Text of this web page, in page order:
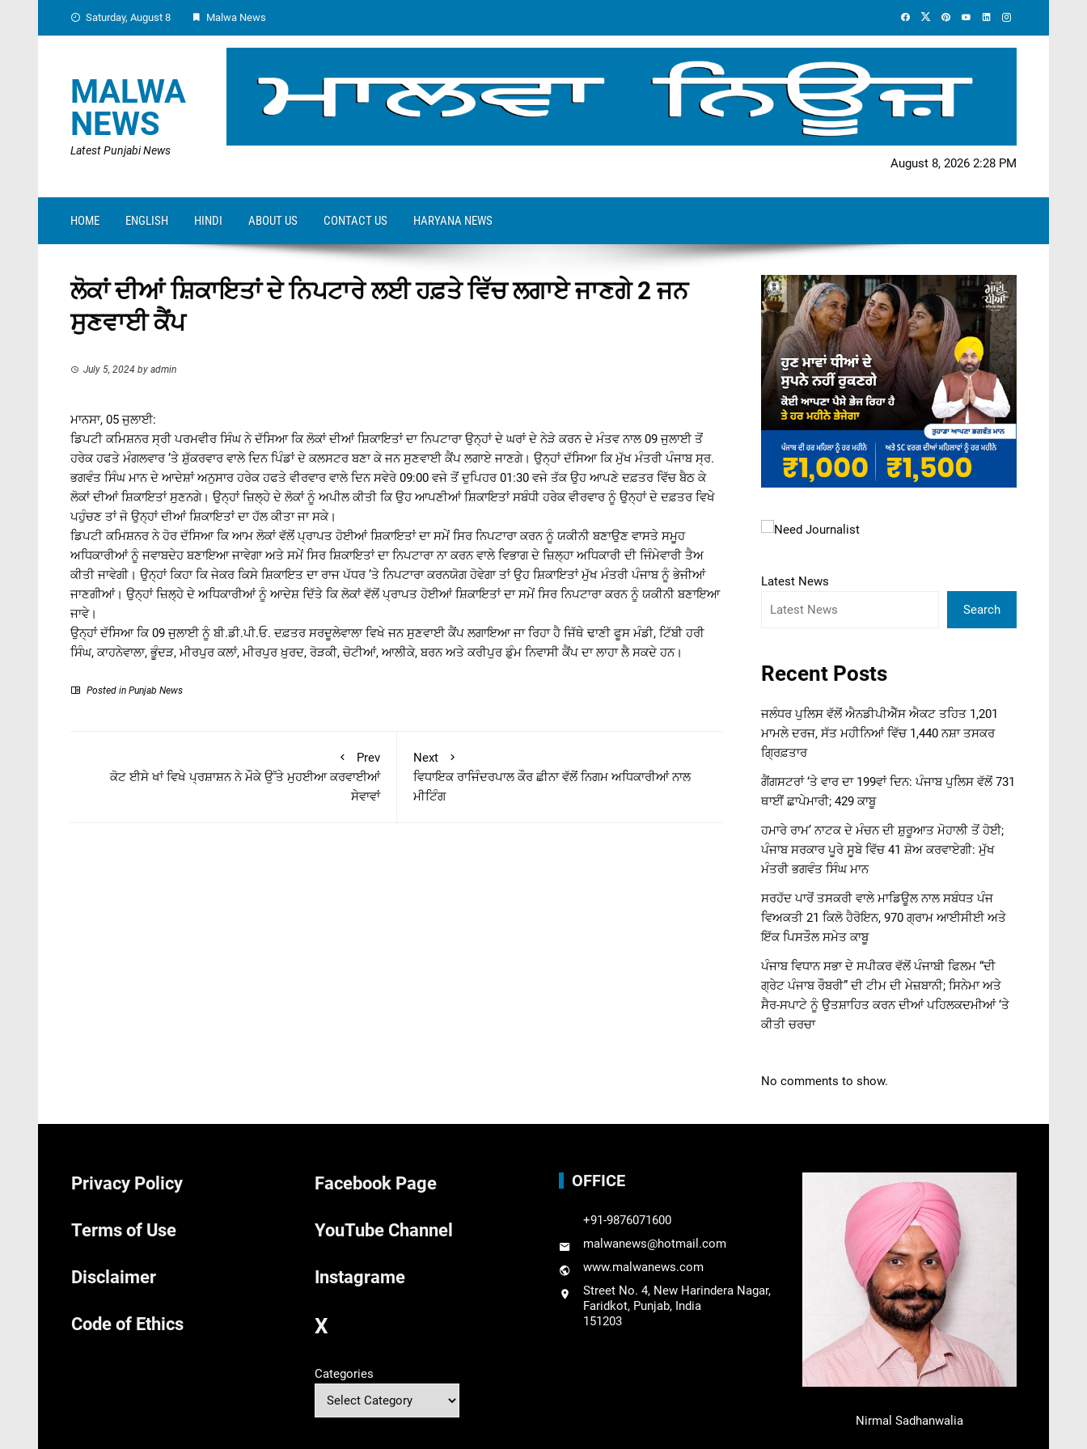
Saturday, August 8 Malwa News
MALWA
NEWS
Latest Punjabi News
August 8, 2026 2:28 PM
HOME ENGLISH HINDI ABOUT US CONTACT US HARYANA NEWS
ਲੋਕਾਂ ਦੀਆਂ ਸ਼ਿਕਾਇਤਾਂ ਦੇ ਨਿਪਟਾਰੇ ਲਈ ਹਫ਼ਤੇ ਵਿੱਚ ਲਗਾਏ ਜਾਣਗੇ 2 ਜਨ
ਸੁਣਵਾਈ ਕੈਂਪ
July 5, 2024 by admin
ਮਾਨਸਾ, 05 ਜੁਲਾਈ:
ਡਿਪਟੀ ਕਮਿਸ਼ਨਰ ਸ੍ਰੀ ਪਰਮਵੀਰ ਸਿੰਘ ਨੇ ਦੱਸਿਆ ਕਿ ਲੋਕਾਂ ਦੀਆਂ ਸ਼ਿਕਾਇਤਾਂ ਦਾ ਨਿਪਟਾਰਾ ਉਨ੍ਹਾਂ ਦੇ ਘਰਾਂ ਦੇ ਨੇੜੇ ਕਰਨ ਦੇ ਮੰਤਵ ਨਾਲ 09 ਜੁਲਾਈ ਤੋਂ
ਹਰੇਕ ਹਫਤੇ ਮੰਗਲਵਾਰ ’ਤੇ ਸ਼ੁੱਕਰਵਾਰ ਵਾਲੇ ਦਿਨ ਪਿੰਡਾਂ ਦੇ ਕਲਸਟਰ ਬਣਾ ਕੇ ਜਨ ਸੁਣਵਾਈ ਕੈਂਪ ਲਗਾਏ ਜਾਣਗੇ। ਉਨ੍ਹਾਂ ਦੱਸਿਆ ਕਿ ਮੁੱਖ ਮੰਤਰੀ ਪੰਜਾਬ ਸ੍ਰ.
ਭਗਵੰਤ ਸਿੰਘ ਮਾਨ ਦੇ ਆਦੇਸ਼ਾਂ ਅਨੁਸਾਰ ਹਰੇਕ ਹਫਤੇ ਵੀਰਵਾਰ ਵਾਲੇ ਦਿਨ ਸਵੇਰੇ 09:00 ਵਜੇ ਤੋਂ ਦੁਪਿਹਰ 01:30 ਵਜੇ ਤੱਕ ਉਹ ਆਪਣੇ ਦਫ਼ਤਰ ਵਿੱਚ ਬੈਠ ਕੇ
ਲੋਕਾਂ ਦੀਆਂ ਸ਼ਿਕਾਇਤਾਂ ਸੁਣਨਗੇ। ਉਨ੍ਹਾਂ ਜ਼ਿਲ੍ਹੇ ਦੇ ਲੋਕਾਂ ਨੂੰ ਅਪੀਲ ਕੀਤੀ ਕਿ ਉਹ ਆਪਣੀਆਂ ਸ਼ਿਕਾਇਤਾਂ ਸਬੰਧੀ ਹਰੇਕ ਵੀਰਵਾਰ ਨੂੰ ਉਨ੍ਹਾਂ ਦੇ ਦਫ਼ਤਰ ਵਿਖੇ
ਪਹੁੰਚਣ ਤਾਂ ਜੋ ਉਨ੍ਹਾਂ ਦੀਆਂ ਸ਼ਿਕਾਇਤਾਂ ਦਾ ਹੱਲ ਕੀਤਾ ਜਾ ਸਕੇ।
ਡਿਪਟੀ ਕਮਿਸ਼ਨਰ ਨੇ ਹੋਰ ਦੱਸਿਆ ਕਿ ਆਮ ਲੋਕਾਂ ਵੱਲੋਂ ਪ੍ਰਾਪਤ ਹੋਈਆਂ ਸ਼ਿਕਾਇਤਾਂ ਦਾ ਸਮੇਂ ਸਿਰ ਨਿਪਟਾਰਾ ਕਰਨ ਨੂੰ ਯਕੀਨੀ ਬਣਾਉਣ ਵਾਸਤੇ ਸਮੂਹ
ਅਧਿਕਾਰੀਆਂ ਨੂੰ ਜਵਾਬਦੇਹ ਬਣਾਇਆ ਜਾਵੇਗਾ ਅਤੇ ਸਮੇਂ ਸਿਰ ਸ਼ਿਕਾਇਤਾਂ ਦਾ ਨਿਪਟਾਰਾ ਨਾ ਕਰਨ ਵਾਲੇ ਵਿਭਾਗ ਦੇ ਜ਼ਿਲ੍ਹਾ ਅਧਿਕਾਰੀ ਦੀ ਜਿੰਮੇਵਾਰੀ ਤੈਅ
ਕੀਤੀ ਜਾਵੇਗੀ। ਉਨ੍ਹਾਂ ਕਿਹਾ ਕਿ ਜੇਕਰ ਕਿਸੇ ਸ਼ਿਕਾਇਤ ਦਾ ਰਾਜ ਪੱਧਰ ’ਤੇ ਨਿਪਟਾਰਾ ਕਰਨਯੋਗ ਹੋਵੇਗਾ ਤਾਂ ਉਹ ਸ਼ਿਕਾਇਤਾਂ ਮੁੱਖ ਮੰਤਰੀ ਪੰਜਾਬ ਨੂੰ ਭੇਜੀਆਂ
ਜਾਣਗੀਆਂ। ਉਨ੍ਹਾਂ ਜ਼ਿਲ੍ਹੇ ਦੇ ਅਧਿਕਾਰੀਆਂ ਨੂੰ ਆਦੇਸ਼ ਦਿੱਤੇ ਕਿ ਲੋਕਾਂ ਵੱਲੋਂ ਪ੍ਰਾਪਤ ਹੋਈਆਂ ਸ਼ਿਕਾਇਤਾਂ ਦਾ ਸਮੇਂ ਸਿਰ ਨਿਪਟਾਰਾ ਕਰਨ ਨੂੰ ਯਕੀਨੀ ਬਣਾਇਆ
ਜਾਵੇ।
ਉਨ੍ਹਾਂ ਦੱਸਿਆ ਕਿ 09 ਜੁਲਾਈ ਨੂੰ ਬੀ.ਡੀ.ਪੀ.ਓ. ਦਫ਼ਤਰ ਸਰਦੂਲੇਵਾਲਾ ਵਿਖੇ ਜਨ ਸੁਣਵਾਈ ਕੈਂਪ ਲਗਾਇਆ ਜਾ ਰਿਹਾ ਹੈ ਜਿੱਥੇ ਢਾਣੀ ਫੂਸ ਮੰਡੀ, ਟਿੱਬੀ ਹਰੀ
ਸਿੰਘ, ਕਾਹਨੇਵਾਲਾ, ਭੂੰਦੜ, ਮੀਰਪੁਰ ਕਲਾਂ, ਮੀਰਪੁਰ ਖ਼ੁਰਦ, ਰੋੜਕੀ, ਚੋਟੀਆਂ, ਆਲੀਕੇ, ਬਰਨ ਅਤੇ ਕਰੀਪੁਰ ਡੁੰਮ ਨਿਵਾਸੀ ਕੈਂਪ ਦਾ ਲਾਹਾ ਲੈ ਸਕਦੇ ਹਨ।
Posted in Punjab News
Prev
ਕੋਟ ਈਸੇ ਖਾਂ ਵਿਖੇ ਪ੍ਰਸ਼ਾਸ਼ਨ ਨੇ ਮੌਕੇ ਉੱਤੇ ਮੁਹਈਆ ਕਰਵਾਈਆਂ
ਸੇਵਾਵਾਂ
Next
ਵਿਧਾਇਕ ਰਾਜਿੰਦਰਪਾਲ ਕੌਰ ਛੀਨਾ ਵੱਲੋਂ ਨਿਗਮ ਅਧਿਕਾਰੀਆਂ ਨਾਲ
ਮੀਟਿੰਗ
Latest News
Search
Recent Posts
ਜਲੰਧਰ ਪੁਲਿਸ ਵੱਲੋਂ ਐਨਡੀਪੀਐੱਸ ਐਕਟ ਤਹਿਤ 1,201
ਮਾਮਲੇ ਦਰਜ, ਸੱਤ ਮਹੀਨਿਆਂ ਵਿੱਚ 1,440 ਨਸ਼ਾ ਤਸਕਰ
ਗ੍ਰਿਫ਼ਤਾਰ
ਗੈਂਗਸਟਰਾਂ ‘ਤੇ ਵਾਰ ਦਾ 199ਵਾਂ ਦਿਨ: ਪੰਜਾਬ ਪੁਲਿਸ ਵੱਲੋਂ 731
ਥਾਈਂ ਛਾਪੇਮਾਰੀ; 429 ਕਾਬੂ
ਹਮਾਰੇ ਰਾਮ’ ਨਾਟਕ ਦੇ ਮੰਚਨ ਦੀ ਸ਼ੁਰੂਆਤ ਮੋਹਾਲੀ ਤੋਂ ਹੋਈ;
ਪੰਜਾਬ ਸਰਕਾਰ ਪੂਰੇ ਸੂਬੇ ਵਿੱਚ 41 ਸ਼ੋਅ ਕਰਵਾਏਗੀ: ਮੁੱਖ
ਮੰਤਰੀ ਭਗਵੰਤ ਸਿੰਘ ਮਾਨ
ਸਰਹੱਦ ਪਾਰੋਂ ਤਸਕਰੀ ਵਾਲੇ ਮਾਡਿਊਲ ਨਾਲ ਸਬੰਧਤ ਪੰਜ
ਵਿਅਕਤੀ 21 ਕਿਲੋ ਹੈਰੋਇਨ, 970 ਗ੍ਰਾਮ ਆਈਸੀਈ ਅਤੇ
ਇੱਕ ਪਿਸਤੌਲ ਸਮੇਤ ਕਾਬੂ
ਪੰਜਾਬ ਵਿਧਾਨ ਸਭਾ ਦੇ ਸਪੀਕਰ ਵੱਲੋਂ ਪੰਜਾਬੀ ਫਿਲਮ “ਦੀ
ਗ੍ਰੇਟ ਪੰਜਾਬ ਰੌਬਰੀ” ਦੀ ਟੀਮ ਦੀ ਮੇਜ਼ਬਾਨੀ; ਸਿਨੇਮਾ ਅਤੇ
ਸੈਰ-ਸਪਾਟੇ ਨੂੰ ਉਤਸ਼ਾਹਿਤ ਕਰਨ ਦੀਆਂ ਪਹਿਲਕਦਮੀਆਂ ‘ਤੇ
ਕੀਤੀ ਚਰਚਾ
No comments to show.
Privacy Policy
Terms of Use
Disclaimer
Code of Ethics
Facebook Page
YouTube Channel
Instagrame
X
Categories
OFFICE
+91-9876071600
malwanews@hotmail.com
www.malwanews.com
Street No. 4, New Harindera Nagar,
Faridkot, Punjab, India
151203
Nirmal Sadhanwalia